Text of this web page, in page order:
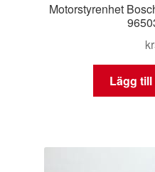
Motorstyrenhet
kr
Lägg